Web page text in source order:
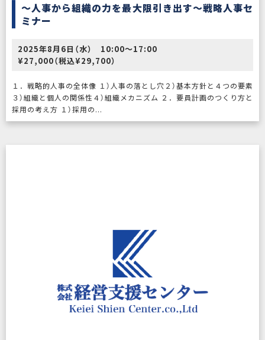
～人事から組織の力を最大限引き出す～戦略人事セ
ミナー
2025年8月6日（水） 10:00〜17:00
¥27,000（税込¥29,700）
１．戦略的人事の全体像 １）人事の落とし穴２）基本方針と４つの要素
３）組織と個人の関係性４）組織メカニズム ２．要員計画のつくり方と
採用の考え方 １）採用の...